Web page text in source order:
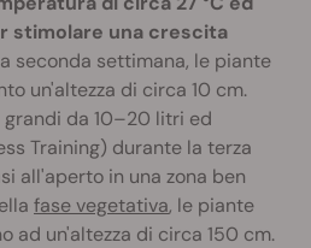
stimolare una crescita
seconda settimana, le piante
un'altezza di circa 10 cm.
da 10–20 litri ed
Training) durante la terza
all'aperto in una zona ben
fase vegetativa, le piante
ad un'altezza di circa 150 cm.